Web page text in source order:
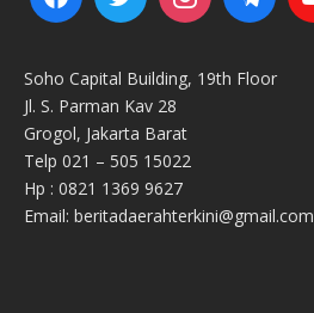
Soho Capital Building, 19th Floor
Jl. S. Parman Kav 28
Grogol, Jakarta Barat
Telp 021 – 505 15022
Hp : 0821 1369 9627
Email: beritadaerahterkini@gmail.com